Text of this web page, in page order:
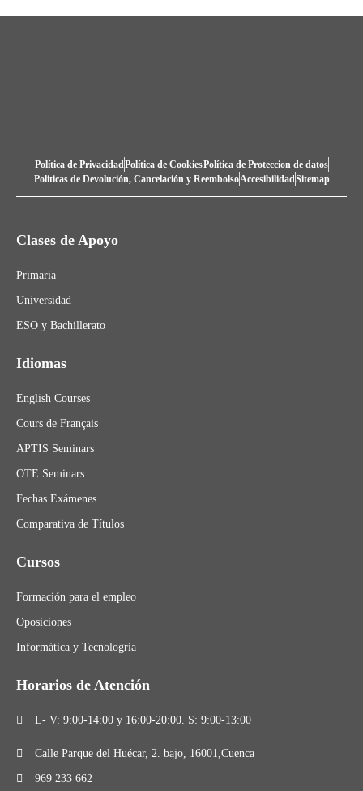
Política de PrivacidadPolítica de CookiesPolítica de Proteccion de datos
Politicas de Devolución, Cancelación y ReembolsoAccesibilidadSitemap
Clases de Apoyo
Primaria
Universidad
ESO y Bachillerato
Idiomas
English Courses
Cours de Français
APTIS Seminars
OTE Seminars
Fechas Exámenes
Comparativa de Títulos
Cursos
Formación para el empleo
Oposiciones
Informática y Tecnologría
Horarios de Atención
L- V: 9:00-14:00 y 16:00-20:00. S: 9:00-13:00
Calle Parque del Huécar, 2. bajo, 16001,Cuenca
969 233 662